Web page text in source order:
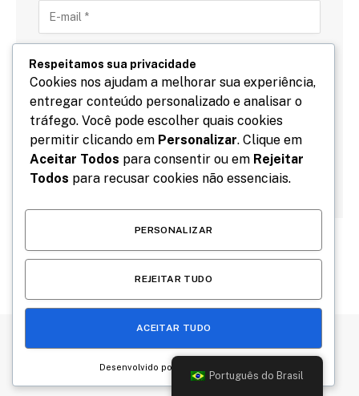
Salve meu nome, email e site neste navegador para
a próxima vez que eu comentar.
Português do Brasil
Respeitamos sua privacidade
Cookies nos ajudam a melhorar sua experiência,
entregar conteúdo personalizado e analisar o
tráfego. Você pode escolher quais cookies
permitir clicando em Personalizar. Clique em
Aceitar Todos para consentir ou em Rejeitar
Todos para recusar cookies não essenciais.
PERSONALIZAR
REJEITAR TUDO
ACEITAR TUDO
Desenvolvido por